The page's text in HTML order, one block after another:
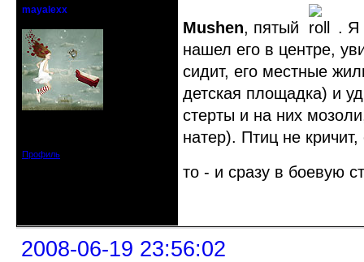
mayalexx
Профиль
Mushen, пятый
. Я
нашел его в центре,
сидит, его местные
детская площадка) и
стерты и на них
натер). Птиц не
то - и сразу в боевую
2008-06-19 23:56:02